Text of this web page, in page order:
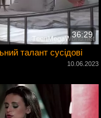
36:29
талант сусідові
10.06.2023